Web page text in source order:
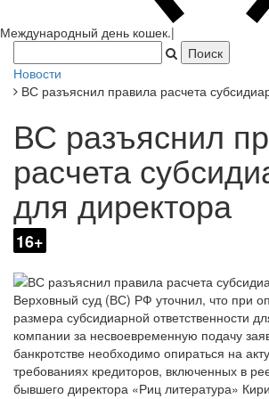
ВС разъяснил правила расчета
ВС разъяснил
расчета
для директора
16+
Верховный суд (ВС) РФ уточнил, что при
размера субсидиарной ответственности
компании за несвоевременную подачу
банкротстве необходимо опираться на
требованиях кредиторов, включенных в
бывшего директора «Риц литература»
(№А40-40853/2021).